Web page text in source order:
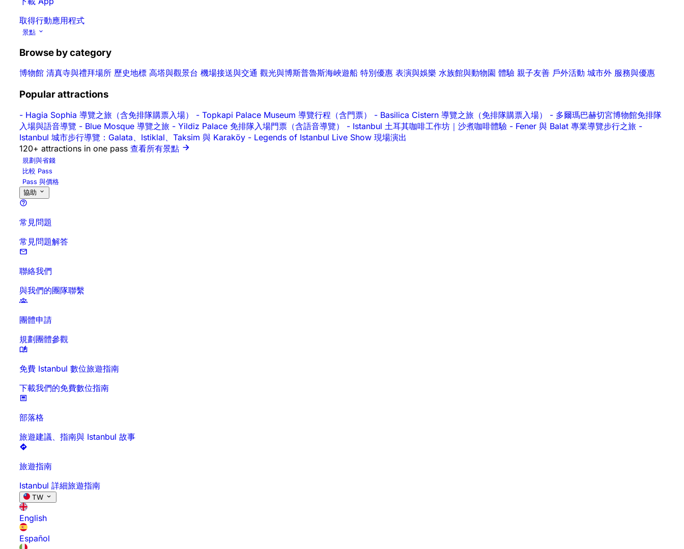
取得行動應用程式
景點
Browse by category
博物館 清真寺與禮拜場所 歷史地標 高塔與觀景台 機場接送與交通 觀光與博斯普魯斯海峽遊船 特別優惠 表演與娛樂 水族館與動物園 體驗 親子友善 戶外活動 城市外 服務與優惠
Popular attractions
- Hagia Sophia 導覽之旅（含免排隊購票入場） - Topkapi Palace Museum 導覽行程（含門票） - Basilica Cistern 導覽之旅（免排隊購票入場） - 多爾瑪巴赫切宮博物館免排隊
入場與語音導覽 - Blue Mosque 導覽之旅 - Yildiz Palace 免排隊入場門票（含語音導覽） - Istanbul 土耳其咖啡工作坊｜沙煮咖啡體驗 - Fener 與 Balat 專業導覽步行之旅 -
Istanbul 城市步行導覽：Galata、Istiklal、Taksim 與 Karaköy - Legends of Istanbul Live Show 現場演出
120+ attractions in one pass 查看所有景點
規劃與省錢
比較 Pass
Pass 與價格
協助
常見問題
常見問題解答
聯絡我們
與我們的團隊聯繫
團體申請
規劃團體參觀
免費 Istanbul 數位旅遊指南
下載我們的免費數位指南
部落格
旅遊建議、指南與 Istanbul 故事
旅遊指南
Istanbul 詳細旅遊指南
TW
English
Español